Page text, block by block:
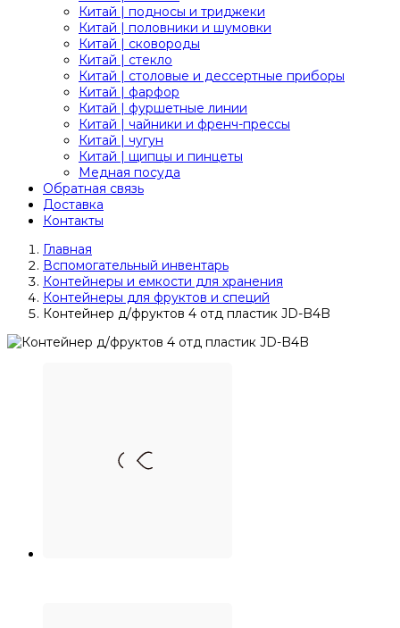
Китай | подносы и триджеки
Китай | половники и шумовки
Китай | сковороды
Китай | стекло
Китай | столовые и дессертные приборы
Китай | фарфор
Китай | фуршетные линии
Китай | чайники и френч-прессы
Китай | чугун
Китай | щипцы и пинцеты
Медная посуда
Обратная связь
Доставка
Контакты
Главная
Вспомогательный инвентарь
Контейнеры и емкости для хранения
Контейнеры для фруктов и специй
Контейнер д/фруктов 4 отд пластик JD-B4B